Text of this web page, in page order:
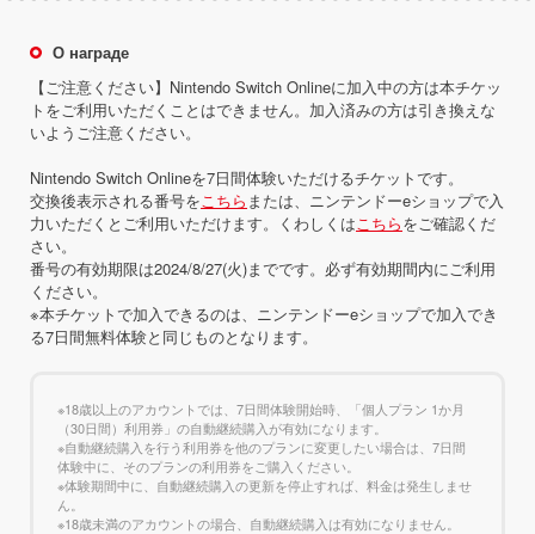
О награде
【ご注意ください】Nintendo Switch Onlineに加入中の方は本チケッ
トをご利用いただくことはできません。加入済みの方は引き換えな
いようご注意ください。
Nintendo Switch Onlineを7日間体験いただけるチケットです。
交換後表示される番号をこちら または、ニンテンドーeショップで入
力いただくとご利用いただけます。くわしくはこちらをご確認くだ
さい。
番号の有効期限は2024/8/27(火)までです。必ず有効期間内にご利用
ください。
※本チケットで加入できるのは、ニンテンドーeショップで加入でき
る7日間無料体験と同じものとなります。
※18歳以上のアカウントでは、7日間体験開始時、「個人プラン 1か月
（30日間）利用券」の自動継続購入が有効になります。
※自動継続購入を行う利用券を他のプランに変更したい場合は、7日間
体験中に、そのプランの利用券をご購入ください。
※体験期間中に、自動継続購入の更新を停止すれば、料金は発生しませ
ん。
※18歳未満のアカウントの場合、自動継続購入は有効になりません。